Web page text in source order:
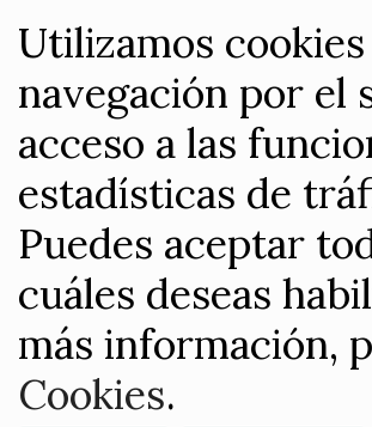
Utilizamos
navegación por el
acceso a las
estadísticas de
Puedes aceptar
cuáles deseas
más información,
Cookies.